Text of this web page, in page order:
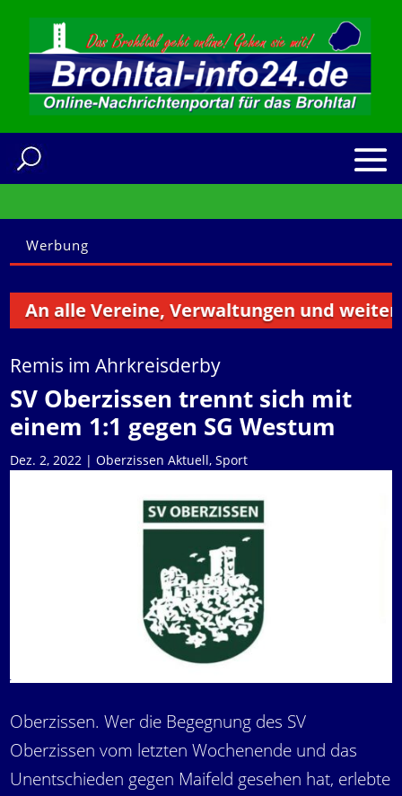
Werbung
alle Vereine, Verwaltungen und weitere
Remis im Ahrkreisderby
SV Oberzissen trennt sich mit
einem 1:1 gegen SG Westum
Dez. 2, 2022 | Oberzissen Aktuell, Sport
Oberzissen. Wer die Begegnung des SV
Oberzissen vom letzten Wochenende und das
Unentschieden gegen Maifeld gesehen hat, erlebte